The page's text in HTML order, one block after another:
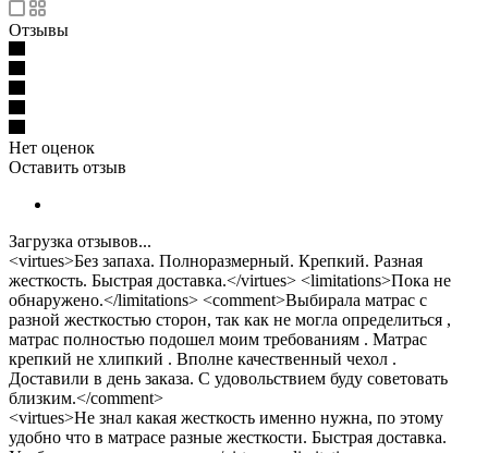
Отзывы
Нет оценок
Оставить отзыв
Загрузка отзывов...
<virtues>Без запаха. Полноразмерный. Крепкий. Разная
жесткость. Быстрая доставка.</virtues> <limitations>Пока не
обнаружено.</limitations> <comment>Выбирала матрас с
разной жесткостью сторон, так как не могла определиться ,
матрас полностью подошел моим требованиям . Матрас
крепкий не хлипкий . Вполне качественный чехол .
Доставили в день заказа. С удовольствием буду советовать
близким.</comment>
<virtues>Не знал какая жесткость именно нужна, по этому
удобно что в матрасе разные жесткости. Быстрая доставка.